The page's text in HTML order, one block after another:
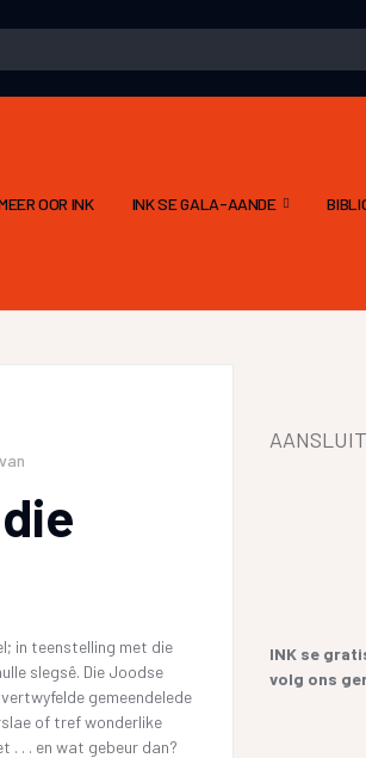
OOR INK INK SE GALA-AANDE
in teenstelling met die
slegsê. Die Joodse
gemeendelede
of tref wonderlike
. . . en wat gebeur dan?
INK se
volg ons